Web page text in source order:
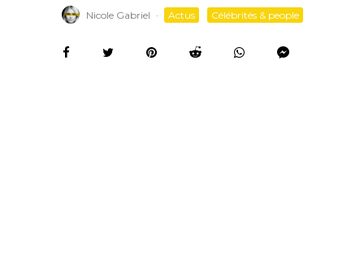
Nicole Gabriel · Actus Célébrités & people